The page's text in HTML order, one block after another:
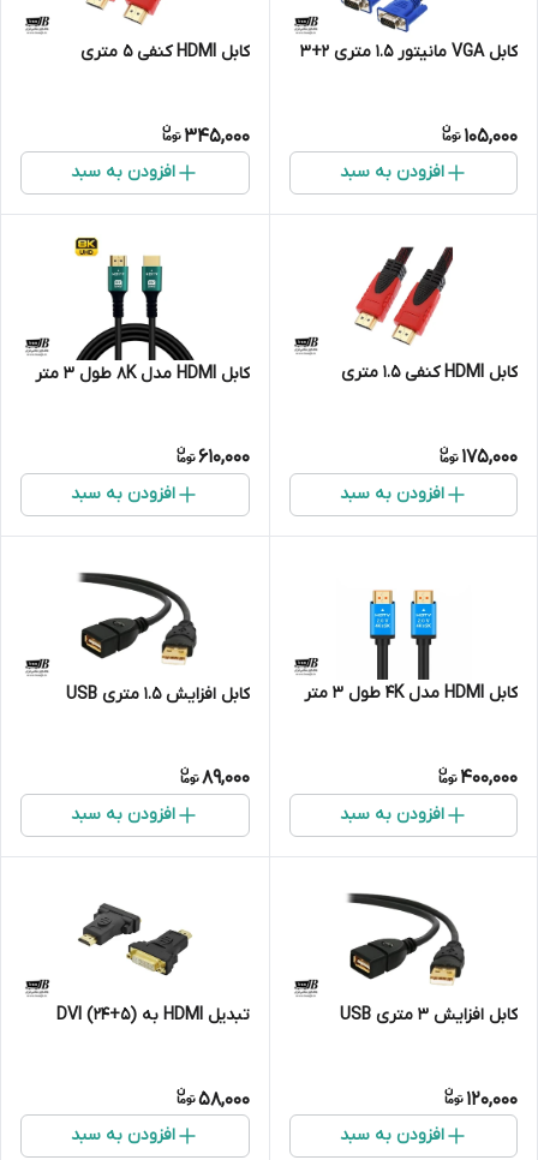
کابل VGA مانیتور 1.5 متری 2+3
105,000
افزودن به سبد
کابل HDMI کنفی 5 متری
345,000
افزودن به سبد
کابل HDMI کنفی 1.5 متری
175,000
افزودن به سبد
کابل HDMI مدل 8K طول 3 متر
610,000
افزودن به سبد
کابل HDMI مدل 4K طول 3 متر
400,000
افزودن به سبد
کابل افزایش 1.5 متری USB
89,000
افزودن به سبد
کابل افزایش 3 متری USB
120,000
افزودن به سبد
تبدیل HDMI به (5+24) DVI
58,000
افزودن به سبد